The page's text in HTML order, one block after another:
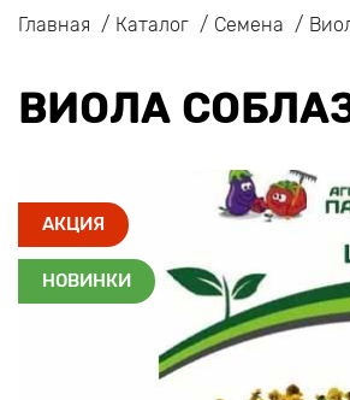
Главная Каталог Семена
ВИОЛА
АКЦИЯ
НОВИНКИ